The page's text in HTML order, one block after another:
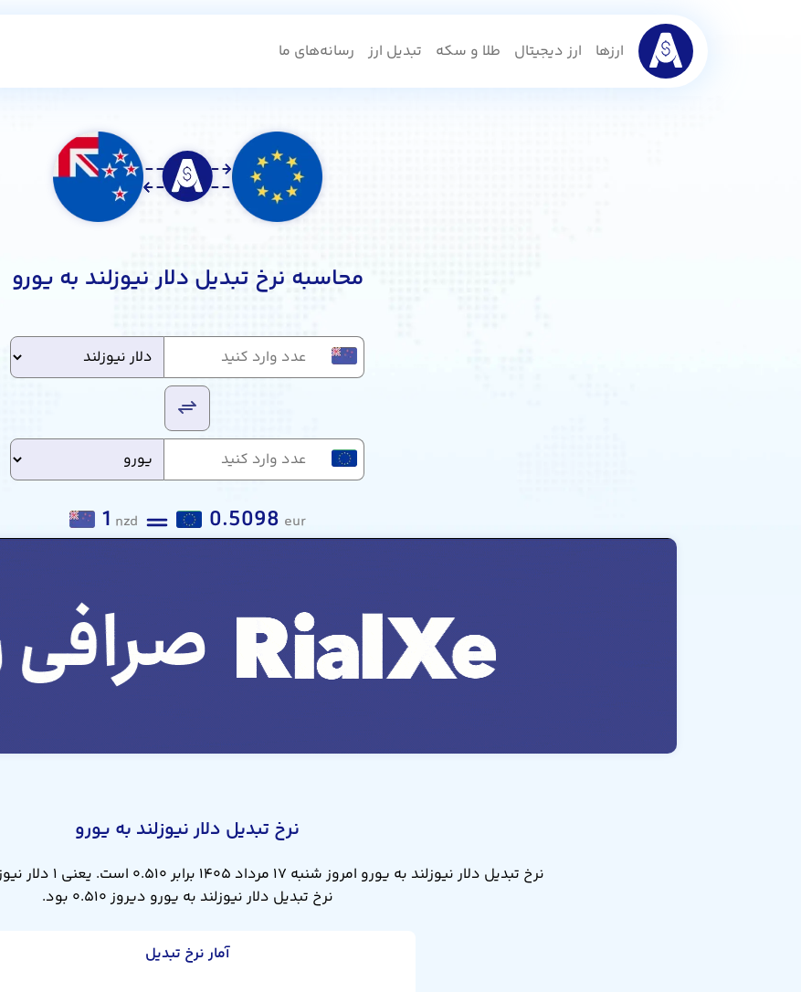
ارزها ارز دیجیتال طلا و سکه تبدیل ارز رسانه‌های ما
محاسبه نرخ تبدیل دلار نیوزلند به یورو
1 nzd 0.5098 eur
نرخ تبدیل دلار نیوزلند به یورو
نرخ تبدیل دلار نیوزلند به یورو دیروز ۰.۵۱۰ بود.
آمار نرخ تبدیل